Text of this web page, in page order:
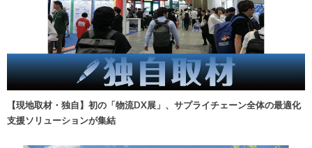
【現地取材・独自】初の「物流DX展」、サプライチェーン全体の最適化
支援ソリューションが集結